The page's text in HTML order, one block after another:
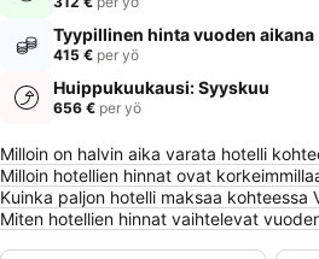
Tyypillinen hinta vuoden aikana
415 € per yö
Huippukuukausi: Syyskuu
656 € per yö
Usein kysytyt
Milloin on halvin aika varata hotelli
Milloin hotellien hinnat ovat
Kuinka paljon hotelli maksaa kohteessa
Miten hotellien hinnat vaihtelevat